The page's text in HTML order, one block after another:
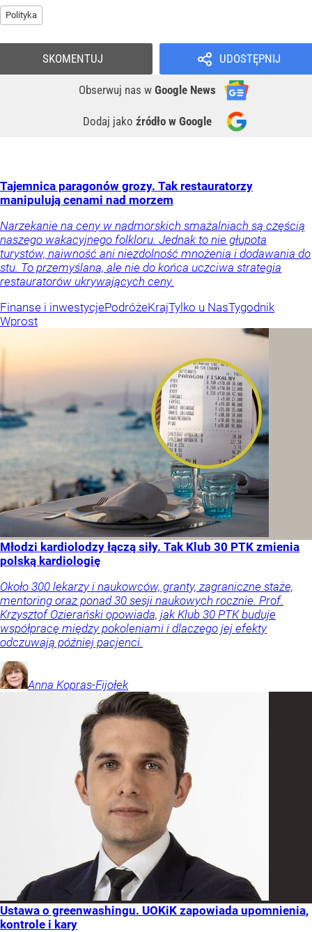
Polityka
UDOSTĘPNIJ
Obserwuj nas w Google News
Dodaj jako źródło w Google
SKOMENTUJ
Tajemnica paragonów grozy. Tak restauratorzy
manipulują cenami nad morzem
Narzekanie na ceny w nadmorskich smażalniach są częścią
naszego wakacyjnego folkloru. Jednak to nie głupota
turystów, naiwność ani niezdolność mnożenia i dodawania do
stu. To przemyślana, ale nie do końca uczciwa strategia
restauratorów ukrywających ceny.
Finanse i inwestycjePodróżeKrajTylko u NasTygodnik
Wprost
Młodzi kardiolodzy łączą siły. Tak Klub 30 PTK zmienia
polską kardiologię
Około 300 lekarzy i naukowców, granty, zagraniczne staże,
mentoring oraz ponad 30 sesji naukowych rocznie. Prof.
Krzysztof Ozierański opowiada, jak Klub 30 PTK buduje
współpracę między pokoleniami i dlaczego jej efekty
odczuwają później pacjenci.
Anna Kopras-Fijołek
Ustawa o greenwashingu. UOKiK zapowiada upomnienia,
kontrole i kary